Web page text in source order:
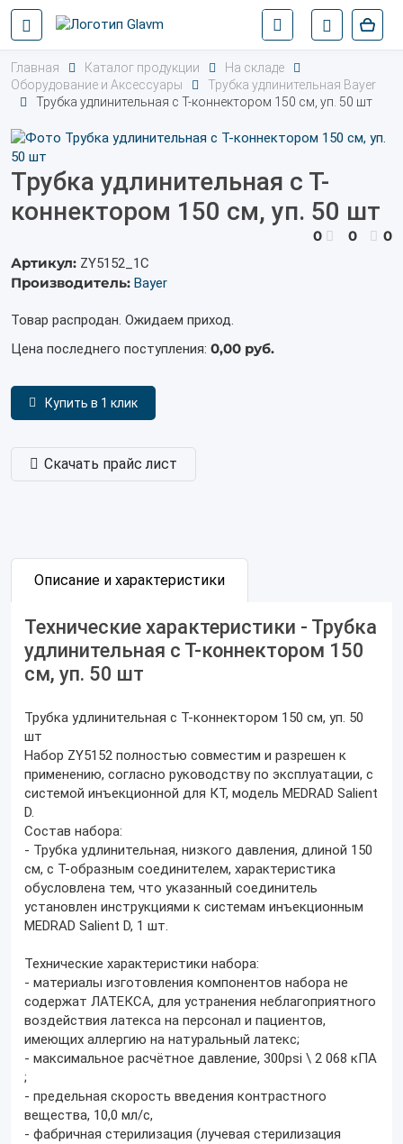
Главная Каталог продукции
На складе
Оборудование и Аксессуары
Трубка удлинительная Bayer
Трубка удлинительная с Т-коннектором 150 см, уп. 50 шт
Трубка удлинительная с Т-
коннектором 150 см, уп. 50 шт
0 0
0
Артикул: ZY5152_1С
Производитель: Bayer
Товар распродан. Ожидаем приход.
Цена последнего поступления: 0,00 руб.
Купить в 1 клик
Скачать прайс лист
Описание и характеристики
Технические характеристики - Трубка
удлинительная с Т-коннектором 150
см, уп. 50 шт
Трубка удлинительная с Т-коннектором 150 см, уп. 50
шт
Набор ZY5152 полностью совместим и разрешен к
применению, согласно руководству по эксплуатации, с
системой инъекционной для КТ, модель MEDRAD Salient
D.
Состав набора:
- Трубка удлинительная, низкого давления, длиной 150
см, с Т-образным соединителем, характеристика
обусловлена тем, что указанный соединитель
установлен инструкциями к системам инъекционным
MEDRAD Salient D, 1 шт.
Технические характеристики набора:
- материалы изготовления компонентов набора не
содержат ЛАТЕКСА, для устранения неблагоприятного
воздействия латекса на персонал и пациентов,
имеющих аллергию на натуральный латекс;
- максимальное расчётное давление, 300psi \ 2 068 кПА
;
- предельная скорость введения контрастного
вещества, 10,0 мл/с,
- фабричная стерилизация (лучевая стерилизация